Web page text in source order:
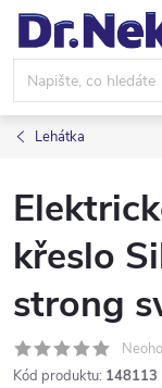
Přejít
obsah
Lehátka
křeslo
strong
Kód produktu: 148113